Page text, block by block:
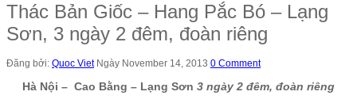
Thác Bản Giốc – Hang Pắc Bó – Lạng
Sơn, 3 ngày 2 đêm, đoàn riêng
Đăng bởi: Quoc Viet Ngày November 14, 2013 0 Comment
Hà Nội – Cao Bằng – Lạng Sơn 3 ngày 2 đêm, đoàn riêng